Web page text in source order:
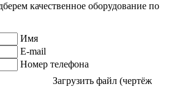
качественное оборудование по
Имя
E-mail
Номер телефона
Загрузить файл (чертёж